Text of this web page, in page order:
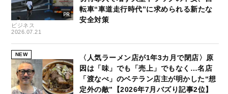
ビジネス
2026.07.21
転車“車道走行時代”に求められる新たな
安全対策
NEW
〈人気ラーメン店が1年3カ月で閉店〉原
因は「味」でも「売上」でもなく…名店
「渡なべ」のベテラン店主が明かした“想
定外の敵”【2026年7月バズり記事2位】